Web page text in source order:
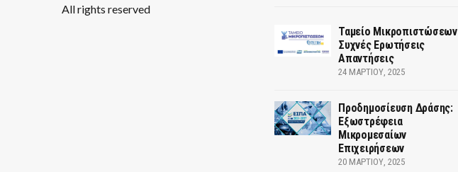
All rights reserved
Ταμείο Μικροπιστώσεων
Συχνές Ερωτήσεις
Απαντήσεις
24 ΜΑΡΤΊΟΥ, 2025
Προδημοσίευση Δράσης:
Εξωστρέφεια
Μικρομεσαίων
Επιχειρήσεων
20 ΜΑΡΤΊΟΥ, 2025